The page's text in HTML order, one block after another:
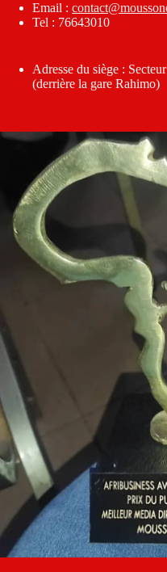
Email :
Tel : 76643010
Adresse du siège :
(derrière la gare Rahimo)